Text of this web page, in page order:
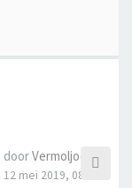
doorVermoljoen
12 mei 2019, 08:48